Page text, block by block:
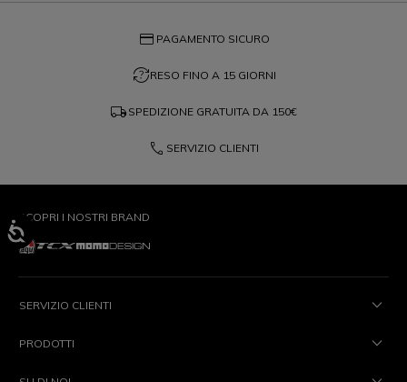
credit_card PAGAMENTO SICURO
question_exchangeRESO FINO A 15 GIORNI
local_shipping SPEDIZIONE GRATUITA DA 150€
phone SERVIZIO CLIENTI
SCOPRI I NOSTRI BRAND
SERVIZIO CLIENTI
PRODOTTI